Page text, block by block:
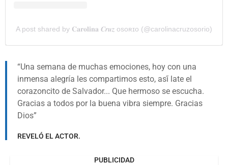
A post shared by 𝐂𝐚𝐫𝐨𝐥𝐢𝐧𝐚 𝑪𝒓𝒖𝒛 ᴏsᴏʀɪᴏ (@carolinacruzosorio)
Una semana de muchas emociones, hoy con una
inmensa alegría les compartimos esto, así́ late el
corazoncito de Salvador... Que hermoso se escucha.
Gracias a todos por la buena vibra siempre. Gracias
Dios
REVELÓ EL ACTOR.
PUBLICIDAD